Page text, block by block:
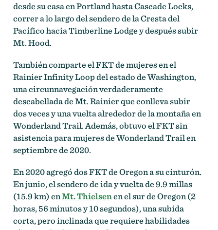
desde su casa en Portland hasta Cascade Locks,
correr a lo largo del sendero de la Cresta del
Pacífico hacia Timberline Lodge y después subir
Mt. Hood.
También comparte el FKT de mujeres en el
Rainier Infinity Loop del estado de Washington,
una circunnavegación verdaderamente
descabellada de Mt. Rainier que conlleva subir
dos veces y una vuelta alrededor de la montaña en
Wonderland Trail. Además, obtuvo el FKT sin
asistencia para mujeres de Wonderland Trail en
septiembre de 2020.
En 2020 agregó dos FKT de Oregon a su cinturón.
En junio, el sendero de ida y vuelta de 9.9 millas
(15.9 km) enMt. Thielsenen el sur de Oregon (2
horas, 56 minutos y 10 segundos), una subida
corta, pero inclinada que requiere habilidades